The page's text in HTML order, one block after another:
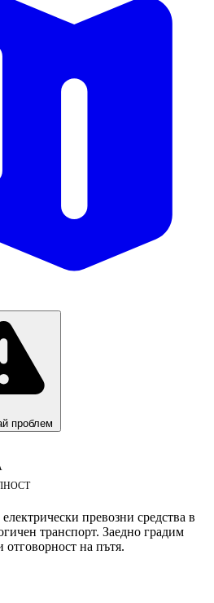
проблем
превозни средства в
транспорт. Заедно градим
отговорност на пътя.